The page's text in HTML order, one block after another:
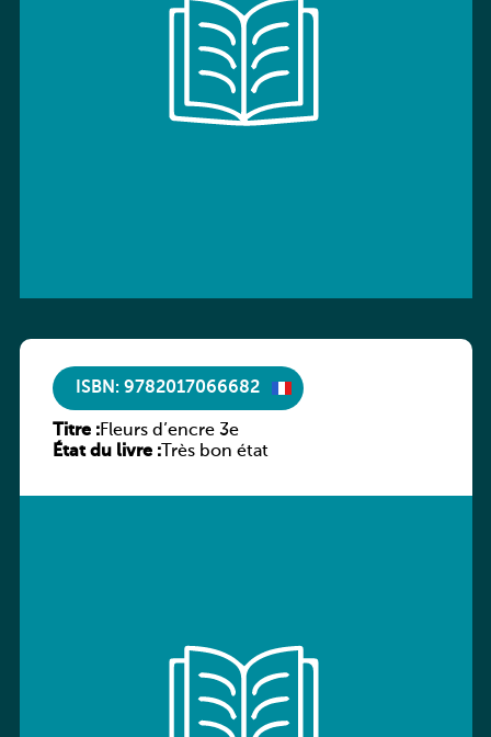
ISBN: 9782017066682
Titre :Fleurs d’encre 3e
État du livre :Très bon état